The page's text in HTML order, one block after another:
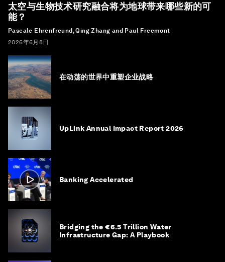
太空与生物技术研究融合将为地球带来哪些新的可
能？
Pascale Ehrenfreund, Qing Zhang and Paul Freemont
2026年6月8日
在动荡的世界中重塑企业战略
UpLink Annual Impact Report 2026
Banking Accelerated
Bridging the €6.5 Trillion Water
Infrastructure Gap: A Playbook